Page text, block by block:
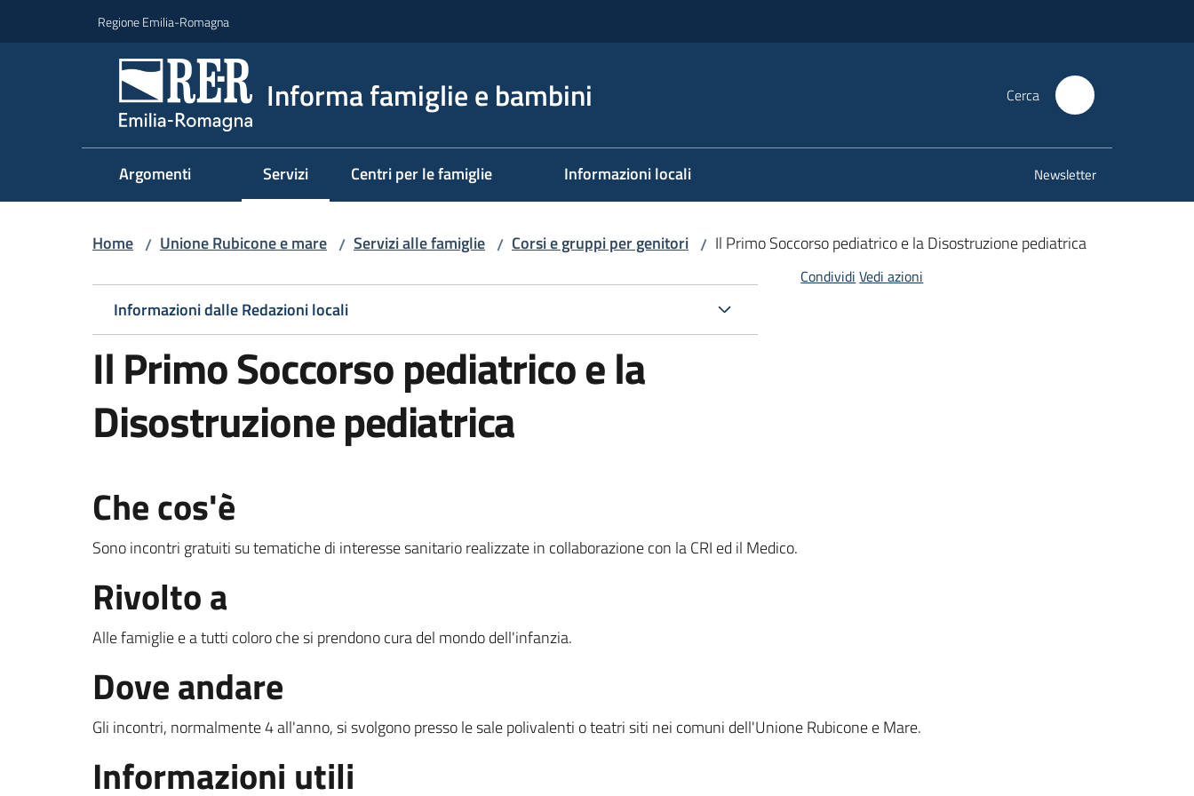
Regione Emilia-Romagna
Informa famiglie e bambini Cerca
Argomenti Servizi
Menu selezionatoCentri per le famiglie Informazioni locali Newsletter
Home / Unione Rubicone e mare / Servizi alle famiglie / Corsi e gruppi per genitori / Il Primo Soccorso pediatrico e la Disostruzione pediatrica
Informazioni dalle Redazioni locali
Il Primo Soccorso pediatrico e la
Disostruzione pediatrica
Condividi Vedi azioni
Che cos'è
Sono incontri gratuiti su tematiche di interesse sanitario realizzate in collaborazione con la CRI ed il Medico.
Rivolto a
Alle famiglie e a tutti coloro che si prendono cura del mondo dell'infanzia.
Dove andare
Gli incontri, normalmente 4 all'anno, si svolgono presso le sale polivalenti o teatri siti nei comuni dell'Unione Rubicone e Mare.
Informazioni utili